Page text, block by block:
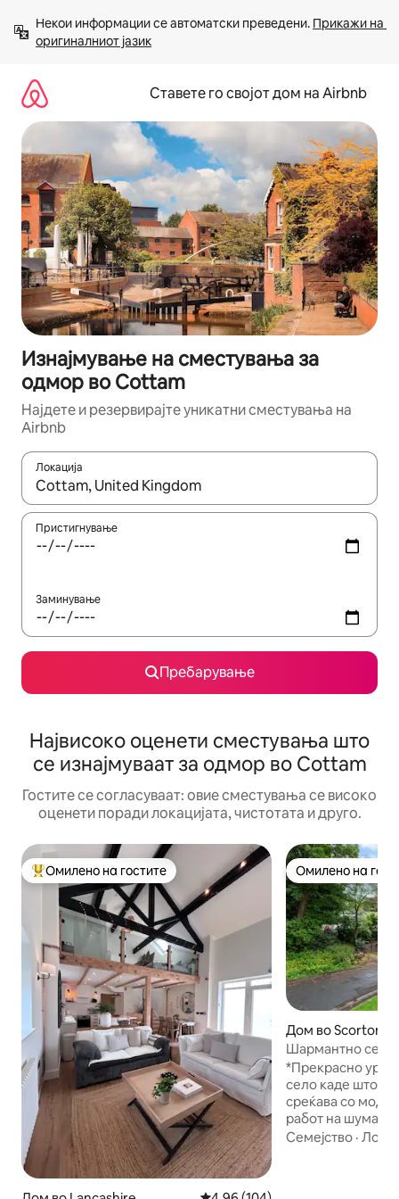
содржина
Некои информации се автоматски преведени. Прикажи на
оригиналниот јазик
Ставете го својот дом на Airbnb
Изнајмување на сместувања за
одмор во Cottam
Најдете и резервирајте уникатни сместувања на
Airbnb
Локација
Кога резултатите се достапни, движете се со копчињата
Пристигнување
Заминување
Пребарување
Највисоко оценети сместувања што
се изнајмуваат за одмор во Cottam
Гостите се согласуваат: овие сместувања се високо
оценети поради локацијата, чистотата и друго.
Меѓу најуспешните „Омилени на гостите“
Омилено на гостите Омилено на
Омилено на
Дом во Scorton
Шармантно
спални соби и
*Прекрасно
село каде што
среќава со
работ на шумата
идиличното
Семејство ·